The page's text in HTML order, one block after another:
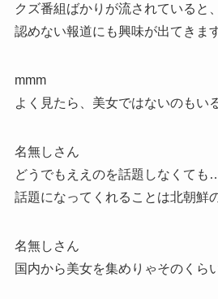
クズ番組ばかりが流されていると
認めない報道にも興味が出てきます
mmm
よく見たら、美女ではないのもいる
名無しさん
どうでもええのを話題しなくても
話題になってくれることは北朝鮮
名無しさん
国内から美女を集めりゃそのくら